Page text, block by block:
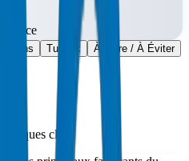
Tuyaux
À Faire / À Éviter
clés